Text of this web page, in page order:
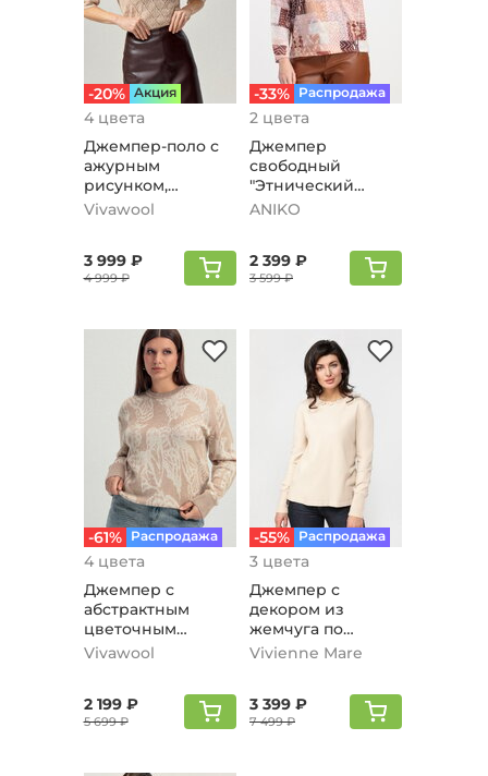
-20% Aкция
4 цвета
Джемпер-поло с
ажурным
рисунком,
бежевый
Vivawool
3 999 ₽
4 999 ₽
-33% Распродажа
2 цвета
Джемпер
свободный
"Этнический
рисунок",
ANIKO
2 399 ₽
3 599 ₽
-61% Распродажа
4 цвета
Джемпер с
абстрактным
цветочным
принтом,
Vivawool
2 199 ₽
5 699 ₽
-55% Распродажа
3 цвета
Джемпер с
декором из
жемчуга по
горловине,
Vivienne Mare
3 399 ₽
7 499 ₽